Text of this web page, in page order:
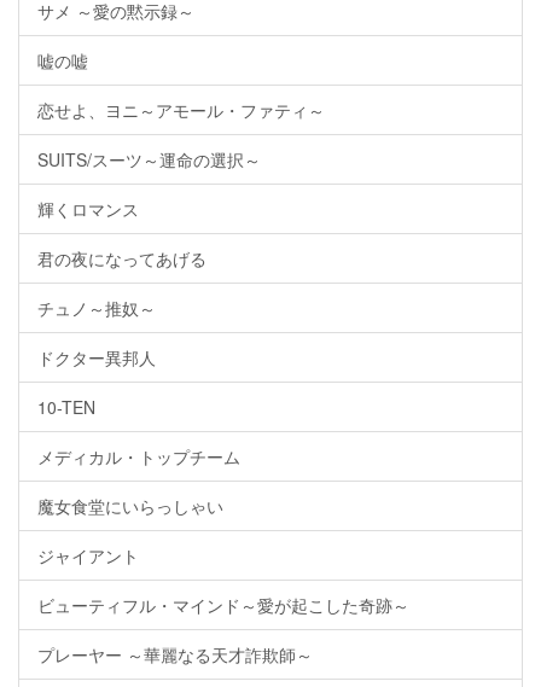
サメ ～愛の黙示録～
嘘の嘘
恋せよ、ヨニ～アモール・ファティ～
SUITS/スーツ～運命の選択～
輝くロマンス
君の夜になってあげる
チュノ～推奴～
ドクター異邦人
10-TEN
メディカル・トップチーム
魔女食堂にいらっしゃい
ジャイアント
ビューティフル・マインド～愛が起こした奇跡～
プレーヤー ～華麗なる天才詐欺師～